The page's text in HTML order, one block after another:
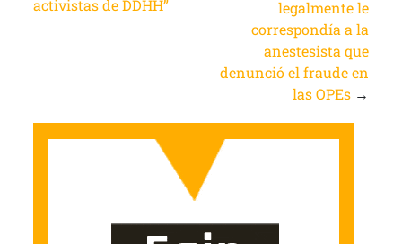
activistas de DDHH”
legalmente le
correspondía a la
anestesista que
denunció el fraude en
las OPEs →